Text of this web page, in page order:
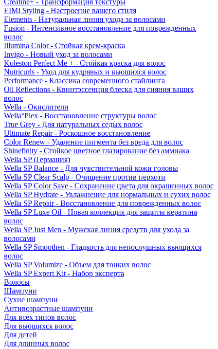
Creatine+ - Трансформация текстуры
EIMI Styling - Настроение вашего стиля
Elements - Натуральная линия ухода за волосами
Fusion - Интенсивное восстановление для поврежденных
волос
Illumina Color - Стойкая крем-краска
Invigo - Новый уход за волосами
Koleston Perfect Me + - Стойкая краска для волос
Nutricurls - Уход для кудрявых и вьющихся волос
Performance - Классика современного стайлинга
Oil Reflections - Квинтэссенция блеска для сияния ваших
волос
Wella - Окислители
Wella°Plex - Восстановление структуры волос
True Grey - Для натуральных седых волос
Ultimate Repair - Роскошное восстановление
Color Renew - Удаление пигмента без вреда для волос
Shinefinity - Стойкое цветное глазирование без аммиака
Wella SP (Германия)
Wella SP Balance - Для чувствительной кожи головы
Wella SP Clear Scalp - Очищение против перхоти
Wella SP Color Save - Сохранение цвета для окрашенных волос
Wella SP Hydrate - Увлажнение для нормальных и сухих волос
Wella SP Repair - Восстановление для поврежденных волос
Wella SP Luxe Oil - Новая коллекция для защиты кератина
волос
Wella SP Just Men - Мужская линия средств для ухода за
волосами
Wella SP Smoothen - Гладкость для непослушных вьющихся
волос
Wella SP Volumize - Объем для тонких волос
Wella SP Expert Kit - Набор эксперта
Волосы
Шампуни
Сухие шампуни
Антивозрастные шампуни
Для всех типов волос
Для вьющихся волос
Для детей
Для длинных волос